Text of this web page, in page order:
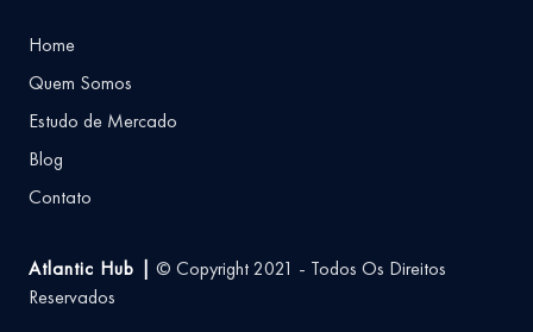
Home
Quem Somos
Estudo de Mercado
Blog
Contato
Atlantic Hub |
© Copyright 2021 - Todos Os Direitos
Reservados